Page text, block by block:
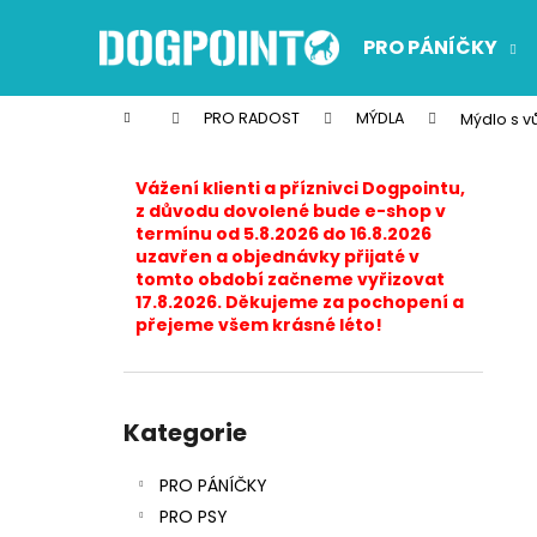
PRO PÁNÍČKY
Domů PRO RADOST MÝDLA Mýdlo s
Vážení klienti a příznivci Dogpointu,
z důvodu dovolené bude e-shop v
termínu od 5.8.2026 do 16.8.2026
uzavřen a objednávky přijaté v
tomto období začneme vyřizovat
17.8.2026. Děkujeme za pochopení a
přejeme všem krásné léto!
kategorie
Kategorie
PRO PÁNÍČKY
PRO PSY
í
Zpět
do
Zpět
do